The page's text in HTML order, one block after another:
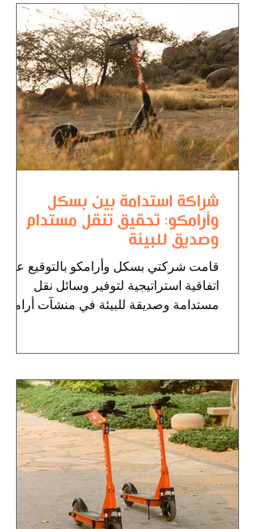
شراكة استدامة بين بسكل
وأرامكو: تحقيق تنقل مستدام
وصديق للبيئة
قامت شركتي بسكل وأرامكو بالتوقيع على
اتفاقية استراتيجية لتوفير وسائل نقل
مستدامة وصديقة للبيئة في منشآت أرامكو